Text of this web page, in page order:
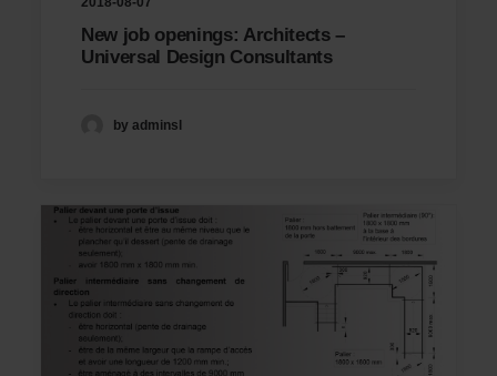
New job openings: Architects –
Universal Design Consultants
by adminsl